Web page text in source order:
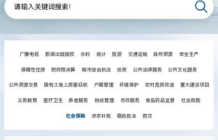
广播电视 新闻出版版权 水利 统计 旅游 交通运输 自然资源 安全生产
保障性住房 财政预决算 城市综合执法 扶贫 公共法律服务 公共文化服务
公共资源交易 国有土地上房屋征收 户籍管理 环境保护 农村危房改造 重大建设项目
义务教育 医疗卫生 养老服务 税收管理 市政服务 食品药品监管 社会救助
社会保险 涉农补贴 稳岗就业 救灾